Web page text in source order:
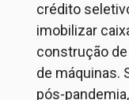
crédito
imobilizar
construção
de máquinas.
pós-